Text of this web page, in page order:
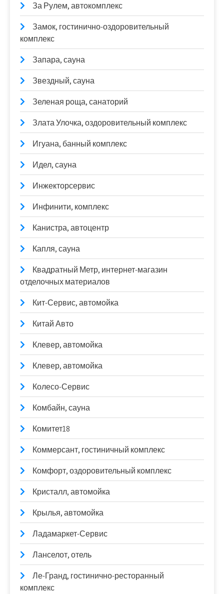
За Рулем, автокомплекс
Замок, гостинично-оздоровительный
комплекс
Запара, сауна
Звездный, сауна
Зеленая роща, санаторий
Злата Улочка, оздоровительный комплекс
Игуана, банный комплекс
Идел, сауна
Инжекторсервис
Инфинити, комплекс
Канистра, автоцентр
Капля, сауна
Квадратный Метр, интернет-магазин
отделочных материалов
Кит-Сервис, автомойка
Китай Авто
Клевер, автомойка
Клевер, автомойка
Колесо-Сервис
Комбайн, сауна
Комитет18
Коммерсант, гостиничный комплекс
Комфорт, оздоровительный комплекс
Кристалл, автомойка
Крылья, автомойка
Ладамаркет-Сервис
Ланселот, отель
Ле-Гранд, гостинично-ресторанный
комплекс